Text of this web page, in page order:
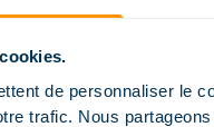
de personnaliser le
trafic. Nous
LE BLOG